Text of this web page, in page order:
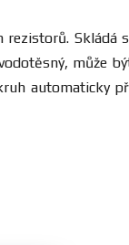
Skládá
může
automaticky